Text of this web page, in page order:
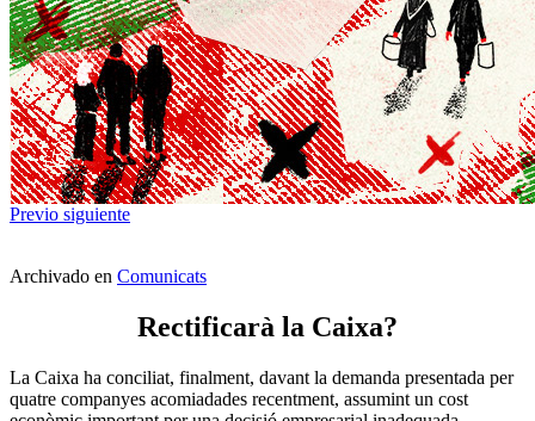
Previo siguiente
Archivado en Comunicats
Rectificarà la Caixa?
La Caixa ha conciliat, finalment, davant la demanda presentada per
quatre companyes acomiadades recentment, assumint un cost